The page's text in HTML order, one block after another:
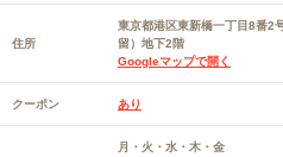
住所
東京都港区東新橋一丁目8番
留）地下2階
Googleマップで開く
クーポン あり
月・火・水・木・金